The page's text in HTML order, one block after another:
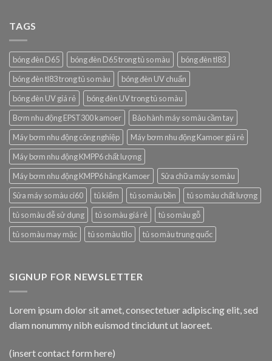
TAGS
bóng đèn D65 bóng đèn D65 trong tủ so màu
bóng đèn tl83
bóng đèn tl83 trong tủ so màu
bóng đèn UV chuẩn
bóng đèn UV giá rẻ
bóng đèn UV trong tủ so màu
Bơm nhu động EPST300 kamoer
Bảo hành máy so màu cầm tay
Máy bơm nhu động công nghiệp
Máy bơm nhu động Kamoer giá rẻ
Máy bơm nhu động KMPP6 chất lượng
Máy bơm nhu động KMPP6 hãng Kamoer
Sửa chữa máy so màu
Sửa máy so màu ci60
tủ kiểm tủ so màu bền
tủ so màu chất lượng
tủ so màu dễ sử dụng
tủ so màu giá rẻ
tủ so màu gỗ
tủ so màu may mặc
tủ so màu tilo tủ so màu trung quốc
SIGNUP FOR NEWSLETTER
Lorem ipsum dolor sit amet, consectetuer adipiscing elit, sed
diam nonummy nibh euismod tincidunt ut laoreet.
(insert contact form here)